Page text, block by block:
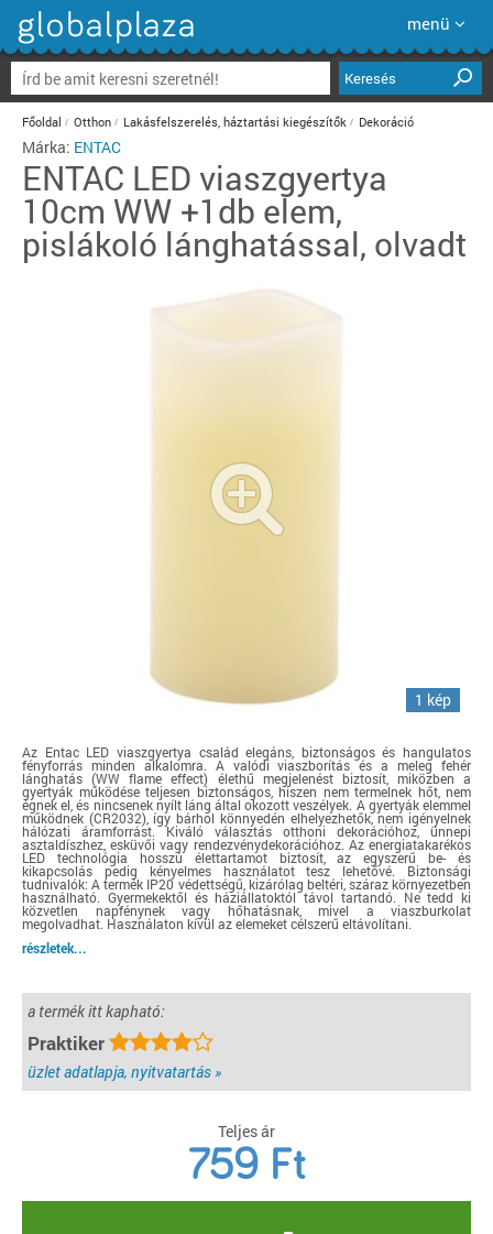
menü
Keresés
Főoldal Otthon Lakásfelszerelés, háztartási kiegészítők Dekoráció
Márka: ENTAC
ENTAC LED viaszgyertya
10cm WW +1db elem,
pislákoló lánghatással, olvadt
1 kép
Az Entac LED viaszgyertya család elegáns, biztonságos és hangulatos
fényforrás minden alkalomra. A valódi viaszborítás és a meleg fehér
lánghatás (WW flame effect) élethű megjelenést biztosít, miközben a
gyertyák működése teljesen biztonságos, hiszen nem termelnek hőt, nem
égnek el, és nincsenek nyílt láng által okozott veszélyek. A gyertyák elemmel
működnek (CR2032), így bárhol könnyedén elhelyezhetők, nem igényelnek
hálózati áramforrást. Kiváló választás otthoni dekorációhoz, ünnepi
asztaldíszhez, esküvői vagy rendezvénydekorációhoz. Az energiatakarékos
LED technológia hosszú élettartamot biztosít, az egyszerű be- és
kikapcsolás pedig kényelmes használatot tesz lehetővé. Biztonsági
tudnivalók: A termék IP20 védettségű, kizárólag beltéri, száraz környezetben
használható. Gyermekektől és háziállatoktól távol tartandó. Ne tedd ki
közvetlen napfénynek vagy hőhatásnak, mivel a viaszburkolat
megolvadhat. Használaton kívül az elemeket célszerű eltávolítani.
részletek...
a termék itt kapható:
Praktiker
üzlet adatlapja, nyitvatartás »
Teljes ár
759 Ft